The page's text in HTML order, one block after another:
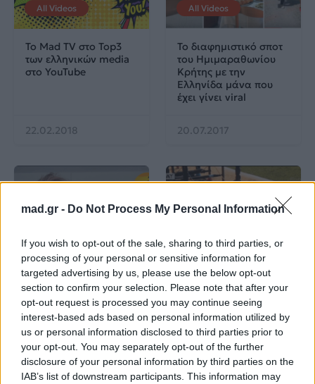
mad.gr - Do Not Process My Personal Information
If you wish to opt-out of the sale, sharing to third parties, or
processing of your personal or sensitive information for
targeted advertising by us, please use the below opt-out
section to confirm your selection. Please note that after your
opt-out request is processed you may continue seeing
interest-based ads based on personal information utilized by
us or personal information disclosed to third parties prior to
your opt-out. You may separately opt-out of the further
disclosure of your personal information by third parties on the
IAB’s list of downstream participants. This information may
All Videos
Το Mad TV στο Top3
των ελληνικών media
στο YouTube
22.02.2018
All Videos
Το διαφημιστικό σποτ
του Ημιμαραθωνίου
Κρήτης με την
Eλληνίδα μάνα που
έχει γίνει viral
20.07.2017
All Videos
Ο Σπύρος Σαμοΐλης
κάνει push ups!
29.06.2017
All Videos
Survivor: Σάλος με το
βίντεο από το
αγώνισμα της
Κυριακής – Υπήρξε
παραβίαση κανόνων;
26.06.2017